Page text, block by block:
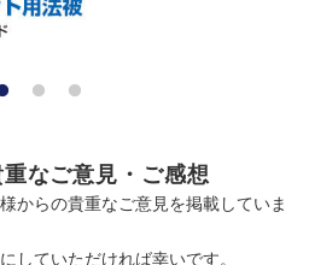
なご意見・ご感想
からの貴重なご意見を掲載していま
していただければ幸いです。